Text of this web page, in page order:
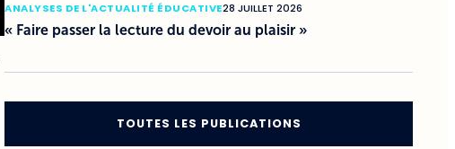
ANALYSES DE L'ACTUALITÉ ÉDUCATIVE28 JUILLET 2026
« Faire passer la lecture du devoir au plaisir »
TOUTES LES PUBLICATIONS